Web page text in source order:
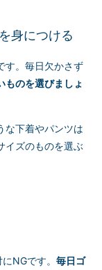
身につける
す。毎日欠かさず
ものを選びましょ
な下着やパンツは
イズのものを選ぶ
NGです。 毎日ゴ